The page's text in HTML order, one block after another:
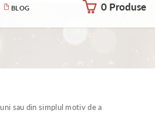
BLOG 0 Produse
sau din simplul motiv de a